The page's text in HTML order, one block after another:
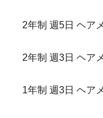
2年制 週5日 ヘア
2年制 週3日 ヘア
1年制 週3日 ヘア